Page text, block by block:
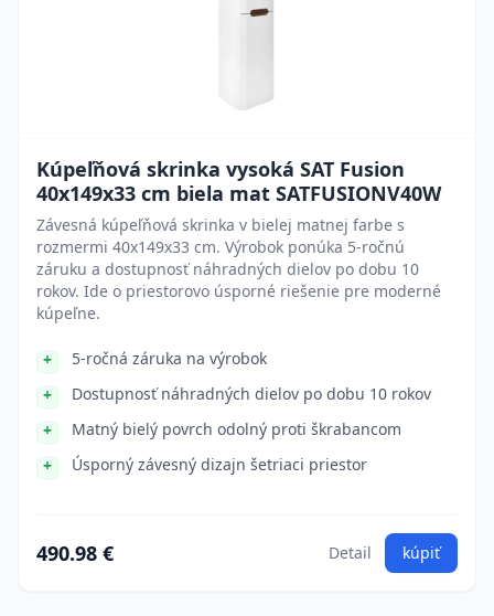
Kúpeľňová skrinka vysoká SAT Fusion
40x149x33 cm biela mat SATFUSIONV40W
Závesná kúpeľňová skrinka v bielej matnej farbe s
rozmermi 40x149x33 cm. Výrobok ponúka 5-ročnú
záruku a dostupnosť náhradných dielov po dobu 10
rokov. Ide o priestorovo úsporné riešenie pre moderné
kúpeľne.
5-ročná záruka na výrobok
Dostupnosť náhradných dielov po dobu 10 rokov
Matný bielý povrch odolný proti škrabancom
Úsporný závesný dizajn šetriaci priestor
490.98 € Detail kúpiť